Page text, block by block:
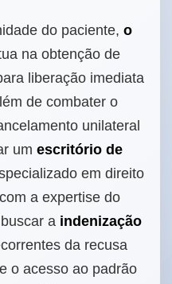
do paciente, o
na obtenção de
liberação imediata
de combater o
unilateral
um escritório de
em direito
a expertise do
a indenização
da recusa
o acesso ao padrão